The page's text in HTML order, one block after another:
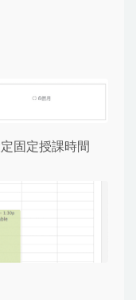
固定授課時間